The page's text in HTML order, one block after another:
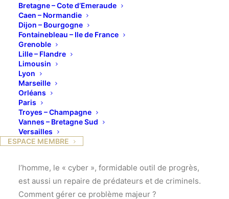
Bretagne – Cote d’Emeraude
Caen – Normandie
Dijon – Bourgogne
Fontainebleau – Ile de France
Grenoble
Lille – Flandre
Limousin
Lyon
Marseille
Orléans
Paris
Troyes – Champagne
Vannes – Bretagne Sud
Versailles
ESPACE MEMBRE
le Général Watin-
Augouard
Expert reconnu en cybercriminalité, nous nous
l’homme, le « cyber », formidable outil de progrès,
est aussi un repaire de prédateurs et de criminels.
Comment gérer ce problème majeur ?